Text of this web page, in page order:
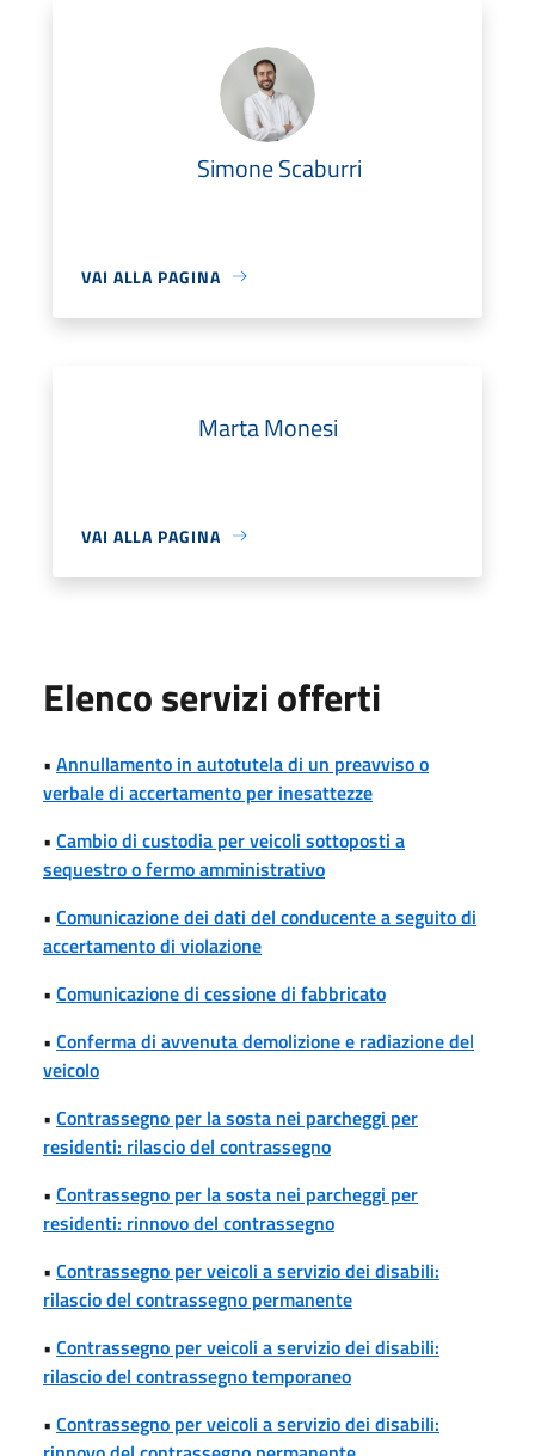
Simone Scaburri
VAI ALLA PAGINA
Marta Monesi
VAI ALLA PAGINA
Elenco servizi offerti
• Annullamento in autotutela di un preavviso o
verbale di accertamento per inesattezze
• Cambio di custodia per veicoli sottoposti a
sequestro o fermo amministrativo
• Comunicazione dei dati del conducente a seguito di
accertamento di violazione
• Comunicazione di cessione di fabbricato
• Conferma di avvenuta demolizione e radiazione del
veicolo
• Contrassegno per la sosta nei parcheggi per
residenti: rilascio del contrassegno
• Contrassegno per la sosta nei parcheggi per
residenti: rinnovo del contrassegno
• Contrassegno per veicoli a servizio dei disabili:
rilascio del contrassegno permanente
• Contrassegno per veicoli a servizio dei disabili:
rilascio del contrassegno temporaneo
• Contrassegno per veicoli a servizio dei disabili: